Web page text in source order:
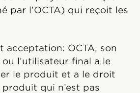
par l’OCTA) qui reçoit les
acceptation: OCTA, son
l’utilisateur final a le
le produit et a le droit
qui n’est pas